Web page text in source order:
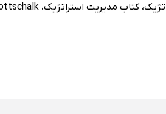
،کتاب مدیریت استراتژیک،